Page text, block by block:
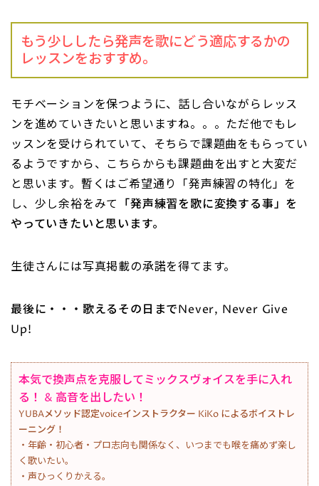
もう少ししたら発声を歌にどう適応するかの
レッスンをおすすめ。
モチベーションを保つように、話し合いながらレッス
ンを進めていきたいと思いますね。。。ただ他でもレ
ッスンを受けられていて、そちらで課題曲をもらってい
るようですから、こちらからも課題曲を出すと大変だ
と思います。暫くはご希望通り「発声練習の特化」を
し、少し余裕をみて 「発声練習を歌に変換する事」を
やっていきたいと思います。
生徒さんには写真掲載の承諾を得てます。
最後に・・・歌えるその日までNever, Never Give
Up!
本気で換声点を克服してミックスヴォイスを手に入れ
る！ & 高音を出したい！
YUBAメソッド認定voiceインストラクター KiKo によるボイストレ
ーニング！
・年齢・初心者・プロ志向も関係なく、いつまでも喉を痛めず楽し
く歌いたい。
・声ひっくりかえる。